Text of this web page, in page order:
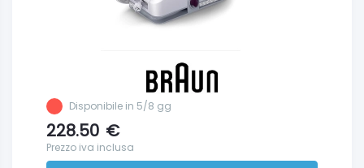
Disponibile in 5/8 gg
228.50 €
Prezzo iva inclusa